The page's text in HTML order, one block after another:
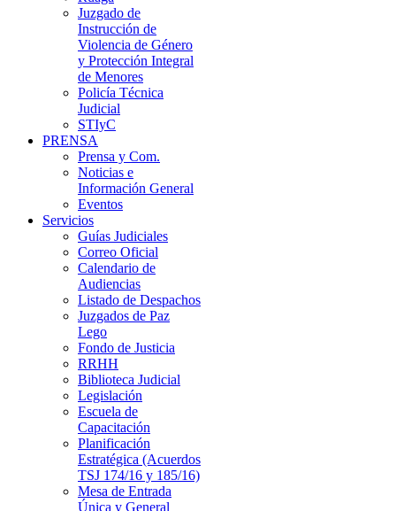
Juzgado de
Instrucción de
Violencia de Género
y Protección Integral
de Menores
Policía Técnica
Judicial
STIyC
PRENSA
Prensa y Com.
Noticias e
Información General
Eventos
Servicios
Guías Judiciales
Correo Oficial
Calendario de
Audiencias
Listado de Despachos
Juzgados de Paz
Lego
Fondo de Justicia
RRHH
Biblioteca Judicial
Legislación
Escuela de
Capacitación
Planificación
Estratégica (Acuerdos
TSJ 174/16 y 185/16)
Mesa de Entrada
Única y General